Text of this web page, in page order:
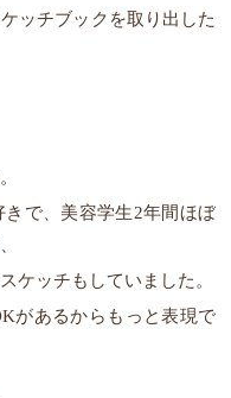
ッチブックを取り出した
で、美容学生2年間ほぼ
ケッチもしていました。
があるからもっと表現で